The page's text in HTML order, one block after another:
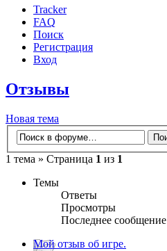
Tracker
FAQ
Поиск
Регистрация
Вход
Отзывы
Новая тема
1 тема » Страница 1 из 1
Темы
Ответы
Просмотры
Последнее сообщение
Мой отзыв об игре.